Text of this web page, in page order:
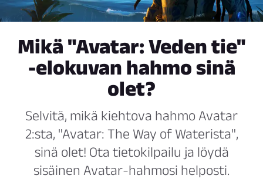
Mikä "Avatar: Veden tie"
-elokuvan hahmo sinä
olet?
Selvitä, mikä kiehtova hahmo Avatar
2:sta, "Avatar: The Way of Waterista",
sinä olet! Ota tietokilpailu ja löydä
sisäinen Avatar-hahmosi helposti.